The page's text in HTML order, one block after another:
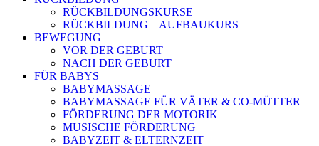
RÜCKBILDUNGSKURSE
RÜCKBILDUNG – AUFBAUKURS
BEWEGUNG
VOR DER GEBURT
NACH DER GEBURT
FÜR BABYS
BABYMASSAGE
BABYMASSAGE FÜR VÄTER & CO-MÜTTER
FÖRDERUNG DER MOTORIK
MUSISCHE FÖRDERUNG
BABYZEIT & ELTERNZEIT